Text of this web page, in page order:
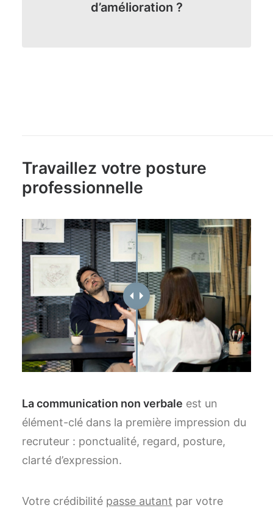
d’amélioration ?
Travaillez votre posture
professionnelle
La communication non verbale est un
élément-clé dans la première impression du
recruteur : ponctualité, regard, posture,
clarté d’expression.
Votre crédibilité passe autant par votre